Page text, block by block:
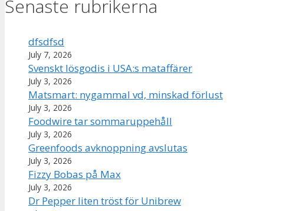
Senaste rubrikerna
dfsdfsd
July 7, 2026
Svenskt lösgodis i USA:s mataffärer
July 3, 2026
Matsmart: nygammal vd, minskad förlust
July 3, 2026
Foodwire tar sommaruppehåll
July 3, 2026
Greenfoods avknoppning avslutas
July 3, 2026
Fizzy Bobas på Max
July 3, 2026
Dr Pepper liten tröst för Unibrew